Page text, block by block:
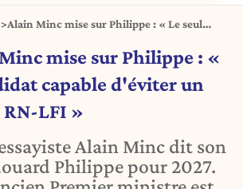
Alain Minc mise sur Philippe : « Le seul
RN-LFI »mise sur Philippe : «
capable d'éviter un
LFI »
Alain Minc dit son
Philippe pour 2027.